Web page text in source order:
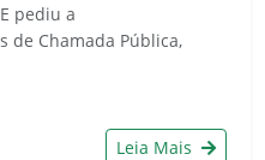
pediu a
de Chamada Pública,
Leia Mais